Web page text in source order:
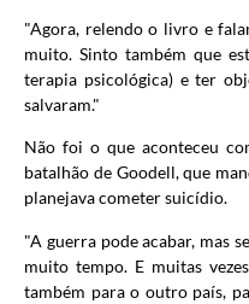
"Agora, relendo o livro e
muito. Sinto também que
terapia psicológica) e ter
salvaram."
Não foi o que aconteceu
batalhão de Goodell, que
planejava cometer suicídio.
"A guerra pode acabar, mas
muito tempo. E muitas
também para o outro país,